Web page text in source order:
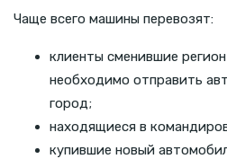
Чаще всего машины перевозят:
клиенты сменившие
необходимо отправить
город;
находящиеся в
купившие новый